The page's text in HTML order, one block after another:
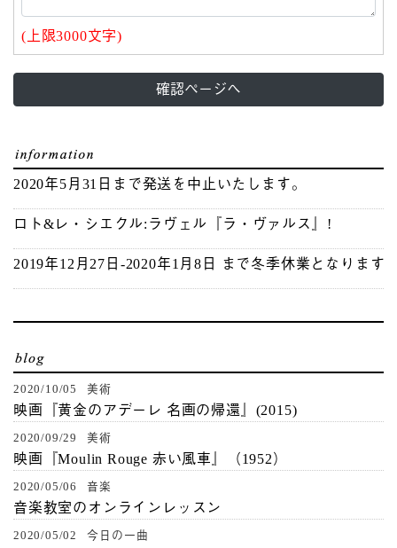
(上限3000文字)
確認ページへ
2020年5月31日まで発送を中止いたします。
ロト&レ・シエクル:ラヴェル『ラ・ヴァルス』!
2019年12月27日-2020年1月8日 まで冬季休業となります
2020/10/05 美術
映画『黄金のアデーレ 名画の帰還』(2015)
2020/09/29 美術
映画『Moulin Rouge 赤い風車』（1952）
2020/05/06 音楽
音楽教室のオンラインレッスン
2020/05/02 今日の一曲